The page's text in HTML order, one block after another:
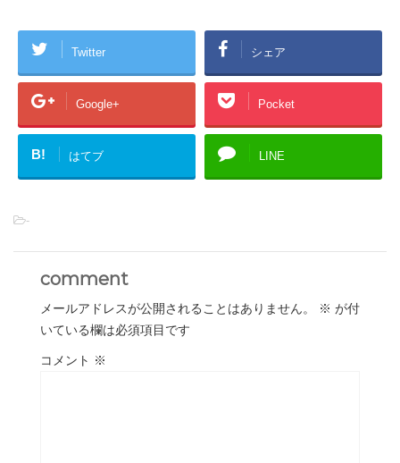
Twitter シェア
Google+ Pocket
B! はてブ LINE
-
comment
メールアドレスが公開されることはありません。 ※ が付
いている欄は必須項目です
コメント ※